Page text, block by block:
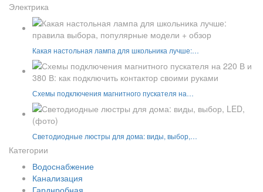
Электрика
Какая настольная лампа для школьника лучше:…
Схемы подключения магнитного пускателя на…
Светодиодные люстры для дома: виды, выбор,…
Категории
Водоснабжение
Канализация